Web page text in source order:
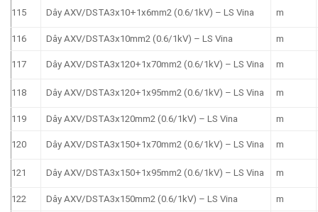
115 Dây AXV/DSTA3x10+1x6mm2 (0.6/1kV) – LS Vina m
116 Dây AXV/DSTA3x10mm2 (0.6/1kV) – LS Vina m
117 Dây AXV/DSTA3x120+1x70mm2 (0.6/1kV) – LS Vina m
118 Dây AXV/DSTA3x120+1x95mm2 (0.6/1kV) – LS Vina m
119 Dây AXV/DSTA3x120mm2 (0.6/1kV) – LS Vina m
120 Dây AXV/DSTA3x150+1x70mm2 (0.6/1kV) – LS Vina m
121 Dây AXV/DSTA3x150+1x95mm2 (0.6/1kV) – LS Vina m
122 Dây AXV/DSTA3x150mm2 (0.6/1kV) – LS Vina m